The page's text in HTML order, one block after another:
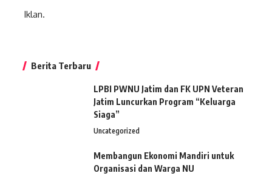
Iklan.
Berita Terbaru
LPBI PWNU Jatim dan FK UPN Veteran
Jatim Luncurkan Program “Keluarga
Siaga”
Uncategorized
Membangun Ekonomi Mandiri untuk
Organisasi dan Warga NU